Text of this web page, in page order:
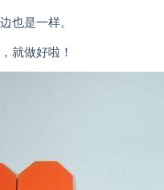
是一样。
就做好啦！